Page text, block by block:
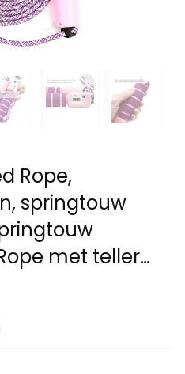
Rope,
springtouw
met teller…